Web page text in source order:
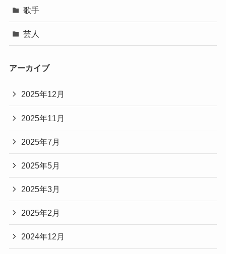
歌手
芸人
アーカイブ
2025年12月
2025年11月
2025年7月
2025年5月
2025年3月
2025年2月
2024年12月